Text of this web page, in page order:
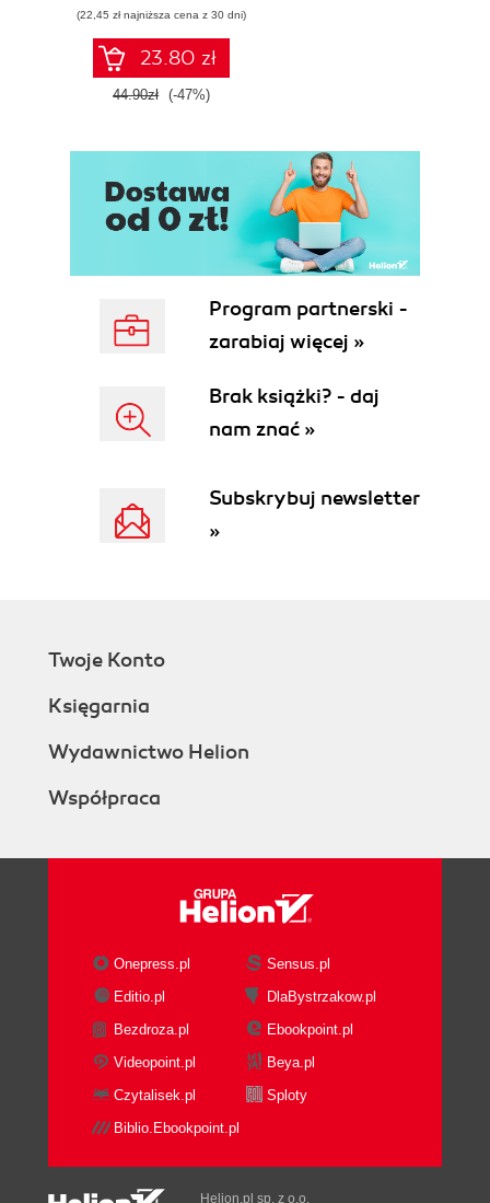
Wybrana bibliografia (227)
(22,45 zł najniższa cena z 30 dni)
23.80 zł
44.90zł (-47%)
Program partnerski -
zarabiaj więcej »
Brak książki? - daj
nam znać »
Subskrybuj newsletter
»
Twoje Konto
Księgarnia
Wydawnictwo Helion
Współpraca
Onepress.pl
Sensus.pl
Editio.pl
DlaBystrzakow.pl
Bezdroza.pl
Ebookpoint.pl
Videopoint.pl
Beya.pl
Czytalisek.pl
Sploty
Biblio.Ebookpoint.pl
Helion.pl sp. z o.o.